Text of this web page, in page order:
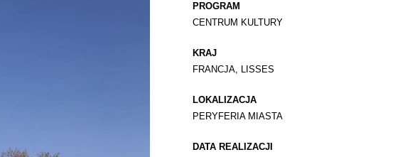
PROGRAM
CENTRUM KULTURY
KRAJ
FRANCJA, LISSES
LOKALIZACJA
PERYFERIA MIASTA
DATA REALIZACJI